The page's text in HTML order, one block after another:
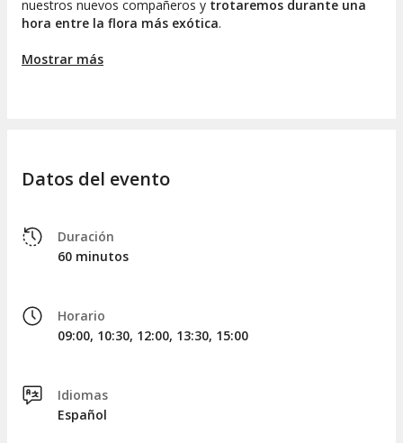
nuestros nuevos compañeros y trotaremos durante una
hora entre la flora más exótica.
Seguiremos los senderos de tierra que recorren el bosque
ynos despediremos de nuestros caballos
Mostrar más
Datos del evento
Duración
60 minutos
Horario
09:00, 10:30, 12:00, 13:30, 15:00
Idiomas
Español